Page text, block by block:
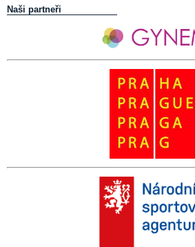
Naši partneři